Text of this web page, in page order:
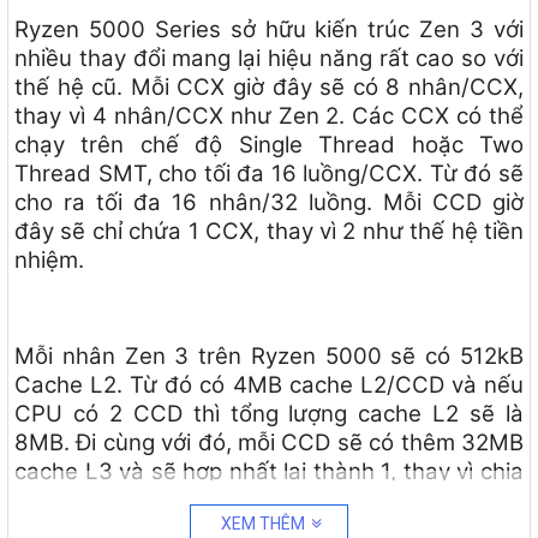
Ryzen 5000 Series sở hữu kiến trúc Zen 3 với
nhiều thay đổi mang lại hiệu năng rất cao so với
thế hệ cũ. Mỗi CCX giờ đây sẽ có 8 nhân/CCX,
thay vì 4 nhân/CCX như Zen 2. Các CCX có thể
chạy trên chế độ Single Thread hoặc Two
Thread SMT, cho tối đa 16 luồng/CCX. Từ đó sẽ
cho ra tối đa 16 nhân/32 luồng. Mỗi CCD giờ
đây sẽ chỉ chứa 1 CCX, thay vì 2 như thế hệ tiền
nhiệm.
Mỗi nhân Zen 3 trên Ryzen 5000 sẽ có 512kB
Cache L2. Từ đó có 4MB cache L2/CCD và nếu
CPU có 2 CCD thì tổng lượng cache L2 sẽ là
8MB. Đi cùng với đó, mỗi CCD sẽ có thêm 32MB
cache L3 và sẽ hợp nhất lại thành 1, thay vì chia
làm đôi như thế hệ trước.
XEM THÊM